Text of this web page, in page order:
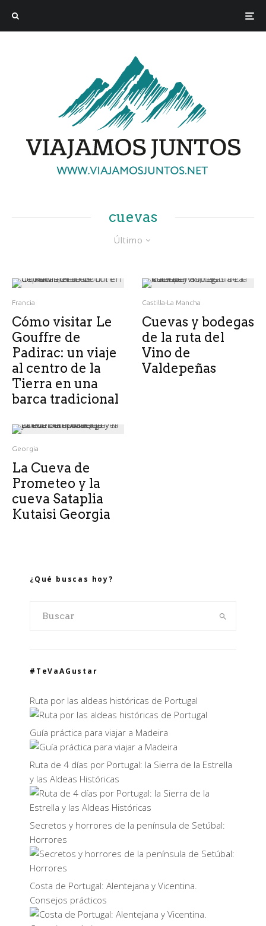
cuevas
Último
Francia
Cómo visitar Le
Gouffre de
Padirac: un viaje
al centro de la
Tierra en una
barca tradicional
Georgia
La Cueva de
Prometeo y la
cueva Sataplia
Kutaisi Georgia
Castilla-La Mancha
Cuevas y bodegas
de la ruta del
Vino de
Valdepeñas
¿Qué buscas hoy?
#TeVaAGustar
Ruta por las aldeas históricas de Portugal
Guía práctica para viajar a Madeira
Ruta de 4 días por Portugal: la Sierra de la Estrella
y las Aldeas Históricas
Secretos y horrores de la península de Setúbal:
Horrores
Costa de Portugal: Alentejana y Vicentina.
Consejos prácticos